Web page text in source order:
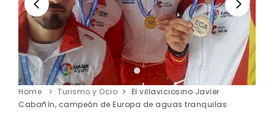
Home Turismo y Ocio
El villaviciosino Javier
Cabañín, campeón de Europa de aguas tranquilas